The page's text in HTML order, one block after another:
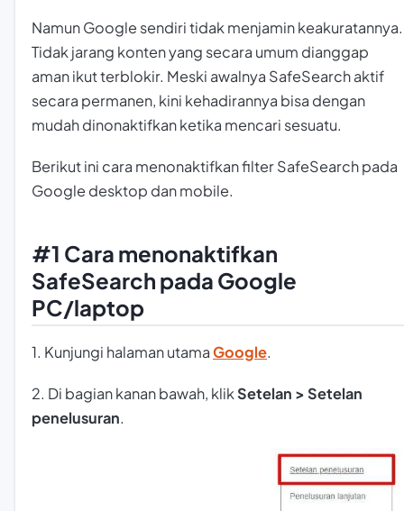
Namun Google sendiri tidak menjamin keakuratannya.
Tidak jarang konten yang secara umum dianggap
aman ikut terblokir. Meski awalnya SafeSearch aktif
secara permanen, kini kehadirannya bisa dengan
mudah dinonaktifkan ketika mencari sesuatu.
Berikut ini cara menonaktifkan filter SafeSearch pada
Google desktop dan mobile.
#1 Cara menonaktifkan
SafeSearch pada Google
PC/laptop
1. Kunjungi halaman utamaGoogle.
2. Di bagian kanan bawah, klikSetelan > Setelan
penelusuran.